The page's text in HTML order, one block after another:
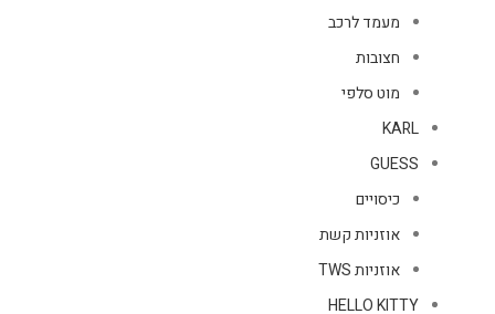
מעמד לרכב
חצובות
מוט סלפי
KARL
GUESS
כיסויים
אוזניות קשת
אוזניות TWS
HELLO KITTY